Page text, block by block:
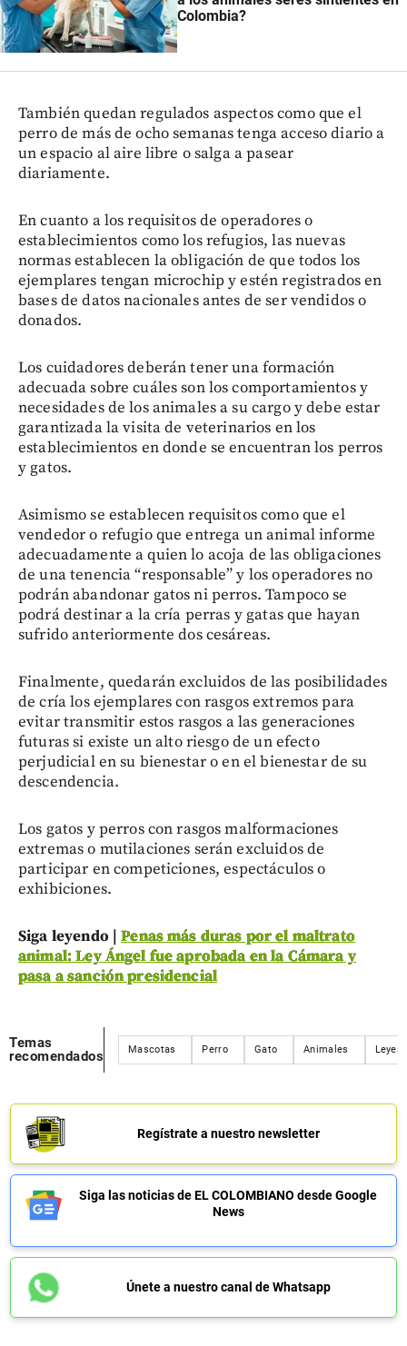
Colombia?
También quedan regulados aspectos como que el
perro de más de ocho semanas tenga acceso diario a
un espacio al aire libre o salga a pasear
diariamente.
En cuanto a los requisitos de operadores o
establecimientos como los refugios, las nuevas
normas establecen la obligación de que todos los
ejemplares tengan microchip y estén registrados en
bases de datos nacionales antes de ser vendidos o
donados.
Los cuidadores deberán tener una formación
adecuada sobre cuáles son los comportamientos y
necesidades de los animales a su cargo y debe estar
garantizada la visita de veterinarios en los
establecimientos en donde se encuentran los perros
y gatos.
Asimismo se establecen requisitos como que el
vendedor o refugio que entrega un animal informe
adecuadamente a quien lo acoja de las obligaciones
de una tenencia “responsable” y los operadores no
podrán abandonar gatos ni perros. Tampoco se
podrá destinar a la cría perras y gatas que hayan
sufrido anteriormente dos cesáreas.
Finalmente, quedarán excluidos de las posibilidades
de cría los ejemplares con rasgos extremos para
evitar transmitir estos rasgos a las generaciones
futuras si existe un alto riesgo de un efecto
perjudicial en su bienestar o en el bienestar de su
descendencia.
Los gatos y perros con rasgos malformaciones
extremas o mutilaciones serán excluidos de
participar en competiciones, espectáculos o
exhibiciones.
Siga leyendo |Penas más duras por el maltrato
animal: Ley Ángel fue aprobada en la Cámara y
pasa a sanción presidencial
Temas
recomendados
Mascotas Perro Gato Animales Leyes
Regístrate a nuestro newsletter
Siga las noticias de EL COLOMBIANO desde Google
News
Únete a nuestro canal de Whatsapp